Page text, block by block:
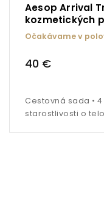
Aesop Arrival
kozmetických
Očakávame v
40 €
Cestovná sada •
starostlivosti o